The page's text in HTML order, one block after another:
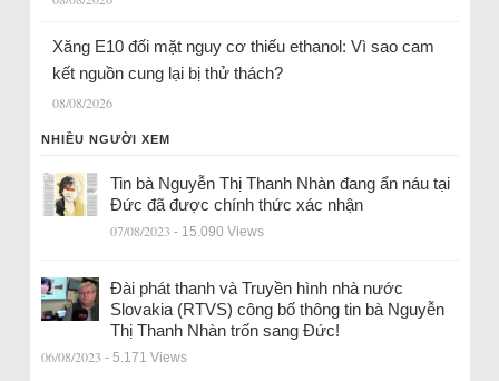
Xăng E10 đối mặt nguy cơ thiếu ethanol: Vì sao cam
kết nguồn cung lại bị thử thách?
08/08/2026
NHIỀU NGƯỜI XEM
Tin bà Nguyễn Thị Thanh Nhàn đang ẩn náu tại
Đức đã được chính thức xác nhận
07/08/2023 - 15.090 Views
Đài phát thanh và Truyền hình nhà nước
Slovakia (RTVS) công bố thông tin bà Nguyễn
Thị Thanh Nhàn trốn sang Đức!
06/08/2023 - 5.171 Views